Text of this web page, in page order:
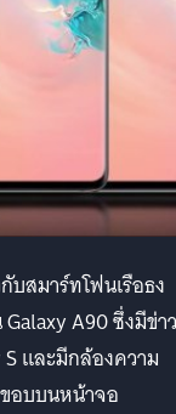
บสมาร์ทโฟนเรือธง
A90 ซึ่งมีข่าว
และมีกล้องความ
อบบนหน้าจอ